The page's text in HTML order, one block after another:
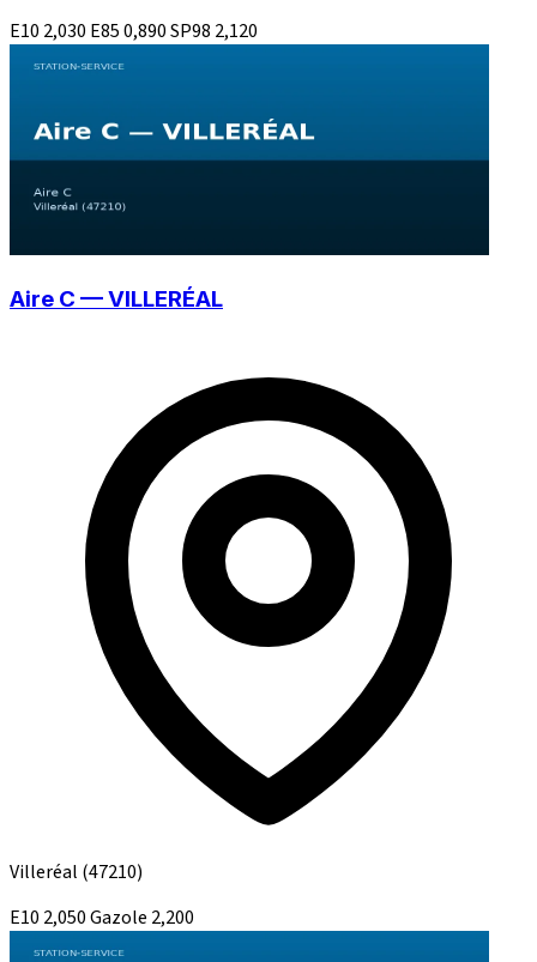
E10 2,030 E850,890SP98 2,120
Aire C — VILLERÉAL
Villeréal (47210)
E10 2,050Gazole 2,200